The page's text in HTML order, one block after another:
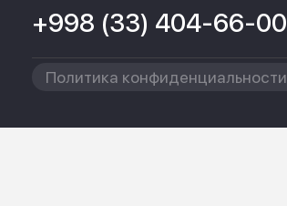
+998 (33) 404-66-00
Политика конфиденциальности